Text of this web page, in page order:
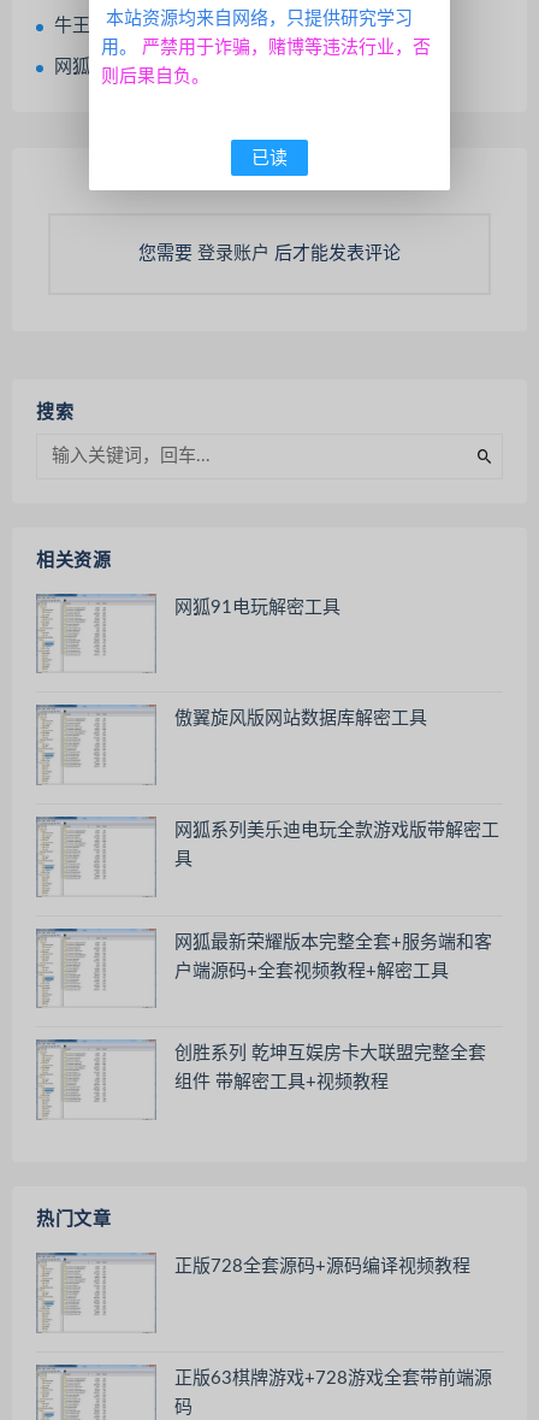
牛王解密工具
网狐系列之大富翁电玩带解密工具
您需要 登录账户 后才能发表评论
搜索
相关资源
网狐91电玩解密工具
傲翼旋风版网站数据库解密工具
网狐系列美乐迪电玩全款游戏版带解密工
具
网狐最新荣耀版本完整全套+服务端和客
户端源码+全套视频教程+解密工具
创胜系列 乾坤互娱房卡大联盟完整全套
组件 带解密工具+视频教程
热门文章
正版728全套源码+源码编译视频教程
正版63棋牌游戏+728游戏全套带前端源
码
本站资源均来自网络，只提供研究学习
用。
严禁用于诈骗，赌博等违法行业，否
则后果自负。
已读